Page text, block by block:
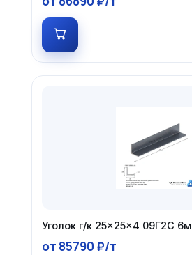
Уголок г/к 25×25×4 09Г2С 6м
от 85790 ₽/т